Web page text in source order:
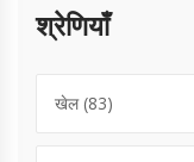
श्रेणियाँ
खेल(83)